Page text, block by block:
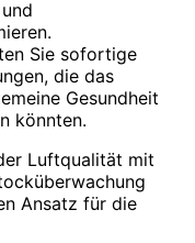
Sie sofortige
die das
Gesundheit
könnten.
Luftqualität mit
Ansatz für die